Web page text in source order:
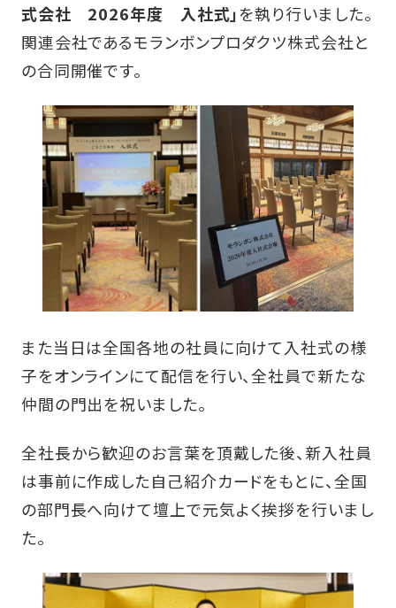
式会社 2026年度 入社式」を執り行いました。
関連会社であるモランボンプロダクツ株式会社と
の合同開催です。
また当日は全国各地の社員に向けて入社式の様
子をオンラインにて配信を行い、全社員で新たな
仲間の門出を祝いました。
全社長から歓迎のお言葉を頂戴した後、新入社員
は事前に作成した自己紹介カードをもとに、全国
の部門長へ向けて壇上で元気よく挨拶を行いまし
た。